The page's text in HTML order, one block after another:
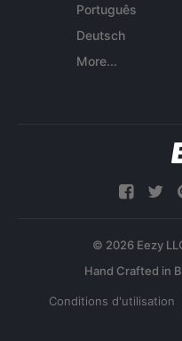
Português
Deutsch
More...
© 2026 Eezy
Conditions d'utilisation